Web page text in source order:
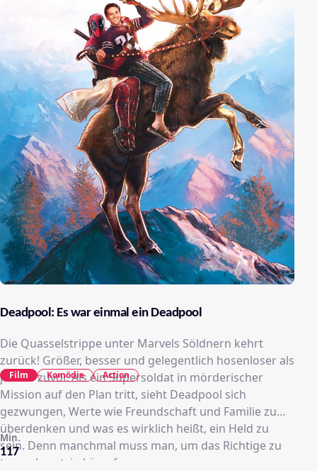
Deadpool: Es war einmal ein Deadpool
Die Quasselstrippe unter Marvels Söldnern kehrt
zurück! Größer, besser und gelegentlich hosenloser als
jemals zuvor. Als ein Supersoldat in mörderischer
Mission auf den Plan tritt, sieht Deadpool sich
gezwungen, Werte wie Freundschaft und Familie zu
überdenken und was es wirklich heißt, ein Held zu
sein. Denn manchmal muss man, um das Richtige zu
tun, schmutzig kämpfen.
117
Min.
Film Komödie Action